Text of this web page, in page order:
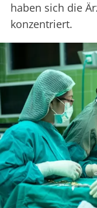
haben sich die
konzentriert.